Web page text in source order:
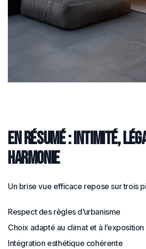
En résumé : intimité,
harmonie
Un brise vue efficace repose sur trois
Respect des règles d’urbanisme
Choix adapté au climat et à l’exposition
Intégration esthétique cohérente